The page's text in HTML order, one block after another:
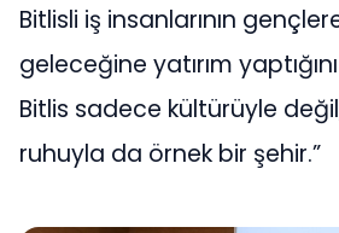
Bitlisli iş insanlarının
geleceğine yatırım
Bitlis sadece kültürüyle
ruhuyla da örnek bir şehir.”